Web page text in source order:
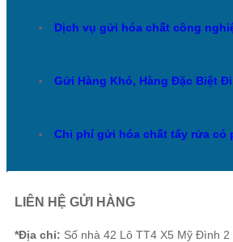
Dịch vụ gửi hóa chất công
Gửi Hàng Khó, Hàng Đặc Biệt
Chi phí gửi hóa chất tẩy rửa có
LIÊN HỆ GỬI HÀNG
*Địa chỉ: Số nhà 42 Lô TT4 X5 Mỹ Đình